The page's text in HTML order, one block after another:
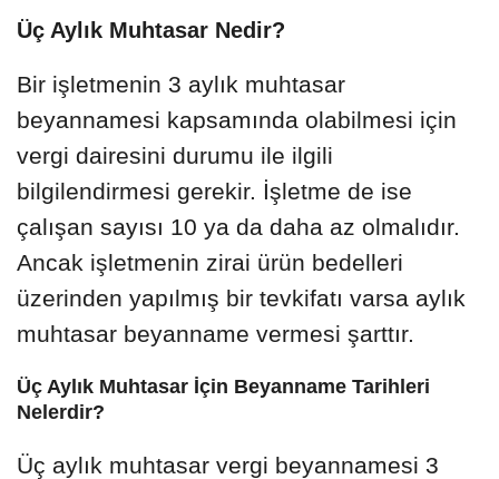
Üç Aylık Muhtasar Nedir?
Bir işletmenin 3 aylık muhtasar
beyannamesi kapsamında olabilmesi için
vergi dairesini durumu ile ilgili
bilgilendirmesi gerekir. İşletme de ise
çalışan sayısı 10 ya da daha az olmalıdır.
Ancak işletmenin zirai ürün bedelleri
üzerinden yapılmış bir tevkifatı varsa aylık
muhtasar beyanname vermesi şarttır.
Üç Aylık Muhtasar İçin Beyanname Tarihleri
Nelerdir?
Üç aylık muhtasar vergi beyannamesi 3